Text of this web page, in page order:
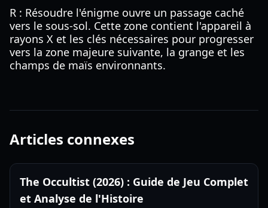
R : Résoudre l'énigme ouvre un passage caché
vers le sous-sol. Cette zone contient l'appareil à
rayons X et les clés nécessaires pour progresser
vers la zone majeure suivante, la grange et les
champs de maïs environnants.
Articles connexes
The Occultist (2026) : Guide de Jeu Complet
et Analyse de l'Histoire